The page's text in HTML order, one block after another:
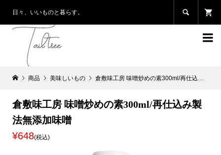
日々、いいものと暮らす。 

商品 美味しいもの 倉敷味工房 味噌炒めの素300ml/再仕込み製法無添加味噌
倉敷味工房 味噌炒めの素300ml/再仕込み製
法無添加味噌
¥648(税込)